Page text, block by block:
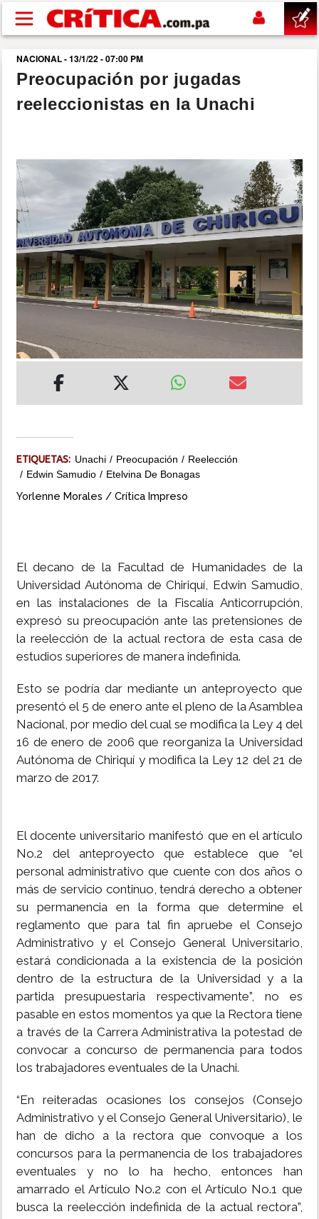
Pasar al contenido principal
buscar
SUCESOS
POLÍTICA
SHOW
DEPORTES
MUNDO
INSÓLITAS
MULTIMEDIA
NACIONAL - 13/1/22 - 07:00 PM
Preocupación por jugadas
reeleccionistas en la Unachi
ETIQUETAS: Unachi Preocupación
Reelección
Edwin Samudio
Etelvina De Bonagas
Yorlenne Morales / Crítica Impreso
El decano de la Facultad de Humanidades de la
Universidad Autónoma de Chiriquí, Edwin Samudio,
en las instalaciones de la Fiscalía Anticorrupción,
expresó su preocupación ante las pretensiones de
la reelección de la actual rectora de esta casa de
estudios superiores de manera indefinida.
Esto se podría dar mediante un anteproyecto que
presentó el 5 de enero ante el pleno de la Asamblea
Nacional, por medio del cual se modifica la Ley 4 del
16 de enero de 2006 que reorganiza la Universidad
Autónoma de Chiriquí y modifica la Ley 12 del 21 de
marzo de 2017.
El docente universitario manifestó que en el artículo
No.2 del anteproyecto que establece que “el
personal administrativo que cuente con dos años o
más de servicio continuo, tendrá derecho a obtener
su permanencia en la forma que determine el
reglamento que para tal fin apruebe el Consejo
Administrativo y el Consejo General Universitario,
estará condicionada a la existencia de la posición
dentro de la estructura de la Universidad y a la
partida presupuestaria respectivamente”, no es
pasable en estos momentos ya que la Rectora tiene
a través de la Carrera Administrativa la potestad de
convocar a concurso de permanencia para todos
los trabajadores eventuales de la Unachi.
“En reiteradas ocasiones los consejos (Consejo
Administrativo y el Consejo General Universitario), le
han de dicho a la rectora que convoque a los
concursos para la permanencia de los trabajadores
eventuales y no lo ha hecho, entonces han
amarrado el Artículo No.2 con el Artículo No.1 que
busca la reelección indefinida de la actual rectora”,